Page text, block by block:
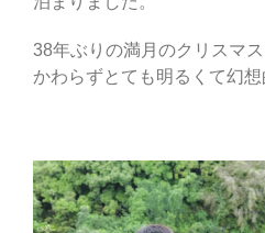
38年ぶりの満月のクリスマ
かわらずとても明るくて幻想